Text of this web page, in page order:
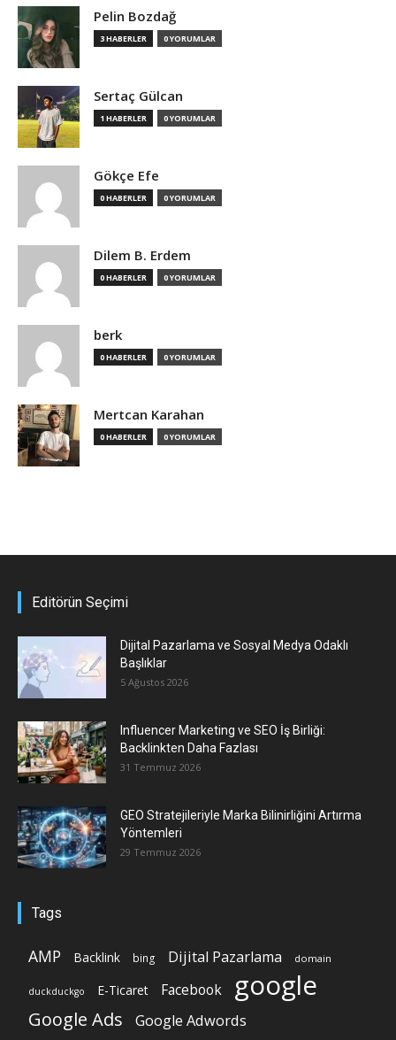
Pelin Bozdağ
3 HABERLER 0 YORUMLAR
Sertaç Gülcan
1 HABERLER 0 YORUMLAR
Gökçe Efe
0 HABERLER 0 YORUMLAR
Dilem B. Erdem
0 HABERLER 0 YORUMLAR
berk
0 HABERLER 0 YORUMLAR
Mertcan Karahan
0 HABERLER 0 YORUMLAR
Editörün Seçimi
Dijital Pazarlama ve Sosyal Medya Odaklı
Başlıklar
5 Ağustos 2026
Influencer Marketing ve SEO İş Birliği:
Backlinkten Daha Fazlası
31 Temmuz 2026
GEO Stratejileriyle Marka Bilinirliğini Artırma
Yöntemleri
29 Temmuz 2026
Tags
AMP Backlink bing Dijital Pazarlama domain
duckduckgo E-Ticaret Facebook google
Google Ads Google Adwords